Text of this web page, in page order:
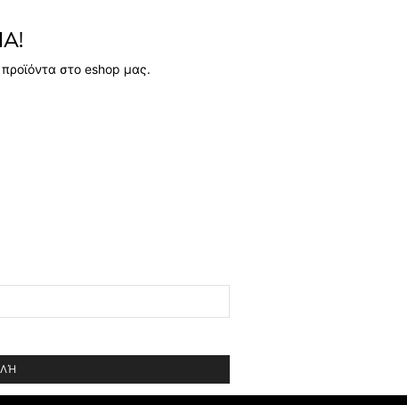
στο eshop μας.